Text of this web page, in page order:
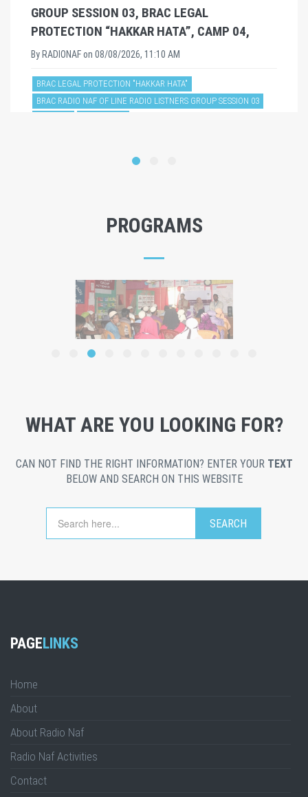
PROGRAMS
WHAT ARE YOU LOOKING FOR?
CAN NOT FIND THE RIGHT INFORMATION? ENTER YOUR TEXT
BELOW AND SEARCH ON THIS WEBSITE
PAGE LINKS
Home
About
About Radio Naf
Radio Naf Activities
Contact